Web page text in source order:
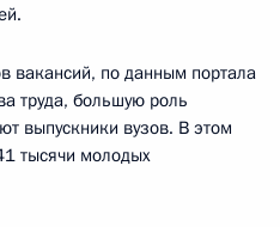
вакансий, по данным портала
труда, большую роль
выпускники вузов. В этом
тысячи молодых